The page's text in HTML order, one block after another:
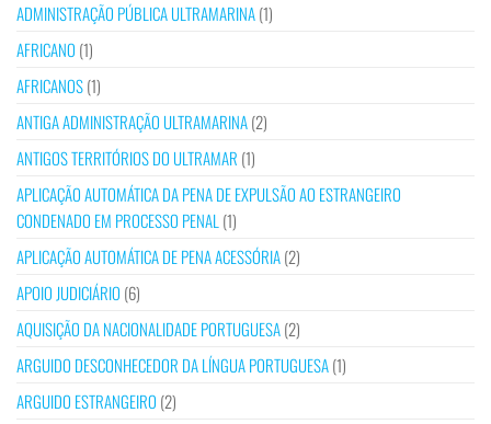
ADMINISTRAÇÃO PÚBLICA ULTRAMARINA(1)
AFRICANO (1)
AFRICANOS(1)
ANTIGA ADMINISTRAÇÃO ULTRAMARINA(2)
ANTIGOS TERRITÓRIOS DO ULTRAMAR (1)
APLICAÇÃO AUTOMÁTICA DA PENA DE EXPULSÃO AO ESTRANGEIRO
CONDENADO EM PROCESSO PENAL (1)
APLICAÇÃO AUTOMÁTICA DE PENA ACESSÓRIA(2)
APOIO JUDICIÁRIO (6)
AQUISIÇÃO DA NACIONALIDADE PORTUGUESA(2)
ARGUIDO DESCONHECEDOR DA LÍNGUA PORTUGUESA(1)
ARGUIDO ESTRANGEIRO (2)